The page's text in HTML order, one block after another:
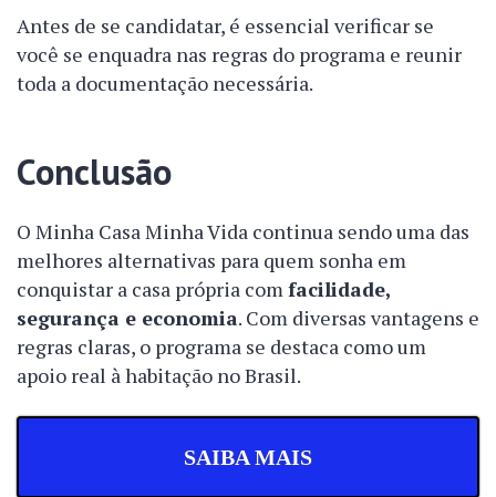
Antes de se candidatar, é essencial verificar se
você se enquadra nas regras do programa e reunir
toda a documentação necessária.
Conclusão
O Minha Casa Minha Vida continua sendo uma das
melhores alternativas para quem sonha em
conquistar a casa própria com facilidade,
segurança e economia. Com diversas vantagens e
regras claras, o programa se destaca como um
apoio real à habitação no Brasil.
SAIBA MAIS